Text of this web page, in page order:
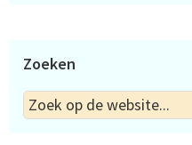
Zoeken
Zoek
op